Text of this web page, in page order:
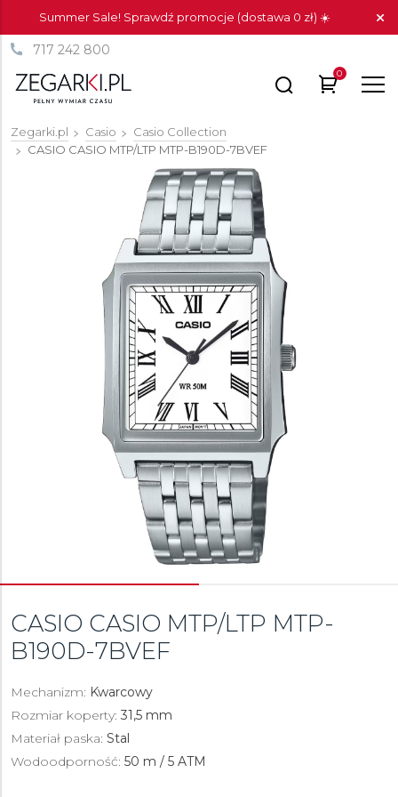
Summer Sale! Sprawdź promocje (dostawa 0 zł) ☀️
717 242 800
0
Zegarki.pl Casio
Casio Collection
CASIO CASIO MTP/LTP MTP-B190D-7BVEF
CASIO CASIO MTP/LTP MTP-
B190D-7BVEF
Mechanizm: Kwarcowy
Rozmiar koperty: 31,5 mm
Materiał paska: Stal
Wodoodporność: 50 m / 5 ATM